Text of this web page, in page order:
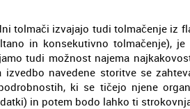
tolmači izvajajo tudi tolmačenje iz
in konsekutivno tolmačenje),
tudi možnost najema
izvedbo navedene storitve se
ki se tičejo njene
in potem bodo lahko ti